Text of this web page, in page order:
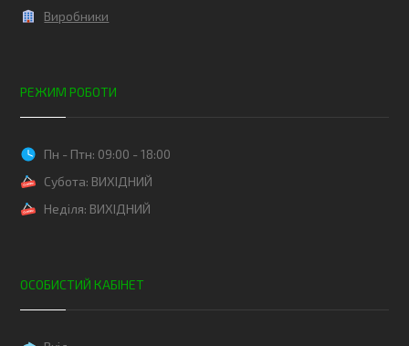
Виробники
РЕЖИМ РОБОТИ
Пн - Птн: 09:00 - 18:00
Субота: ВИХІДНИЙ
Неділя: ВИХІДНИЙ
ОСОБИСТИЙ КАБІНЕТ